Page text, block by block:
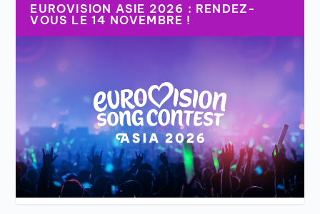
EUROVISION ASIE 2026 : RENDEZ-
VOUS LE 14 NOVEMBRE !